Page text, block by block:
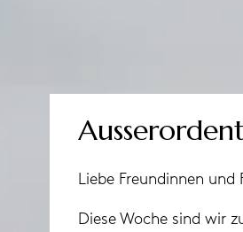
Liebe Freundinnen
Diese Woche sind wir